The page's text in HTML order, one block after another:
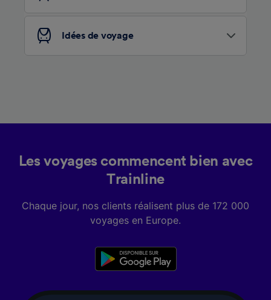
Idées de voyage
Les voyages commencent bien avec
Trainline
Chaque jour, nos clients réalisent plus de 172 000
voyages en Europe.
Liste de nos partenaires (fournisseurs)